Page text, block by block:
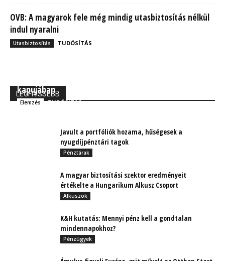
OVB: A magyarok fele még mindig utasbiztosítás nélkül
indul nyaralni
Utasbiztosítás TUDÓSÍTÁS
LEGFRISSEBB
kapujában
Elemzés TUDÓSÍTÁS
Javult a portfóliók hozama, hűségesek a
nyugdíjpénztári tagok
Pénztárak
A magyar biztosítási szektor eredményeit
értékelte a Hungarikum Alkusz Csoport
Alkuszok
K&H kutatás: Mennyi pénz kell a gondtalan
mindennapokhoz?
Pénzügyek